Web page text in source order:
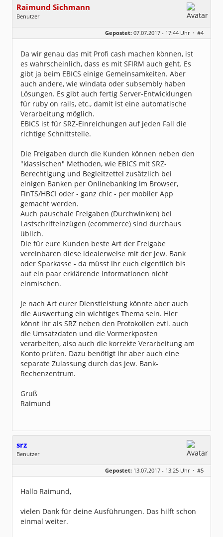
Raimund Sichmann
Benutzer
Dabei seit:
08 / 2002
Gepostet: 07.07.2017 - 17:44 Uhr · #4
Da wir genau das mit Profi cash machen können, ist
es wahrscheinlich, dass es mit SFIRM auch geht. Es
gibt ja beim EBICS einige Gemeinsamkeiten. Aber
auch andere, wie windata oder subsembly haben
Lösungen. Es gibt auch fertig Server-Entwicklungen
für ruby on rails, etc., damit ist eine automatische
Verarbeitung möglich.
EBICS ist für SRZ-Einreichungen auf jeden Fall die
richtige Schnittstelle.
Die Freigaben durch die Kunden können neben den
"klassischen" Methoden, wie EBICS mit SRZ-
Berechtigung und Begleitzettel zusätzlich bei
einigen Banken per Onlinebanking im Browser,
FinTS/HBCI oder - ganz chic - per mobiler App
gemacht werden.
Auch pauschale Freigaben (Durchwinken) bei
Lastschrifteinzügen (ecommerce) sind durchaus
üblich.
Die für eure Kunden beste Art der Freigabe
vereinbaren diese idealerweise mit der jew. Bank
oder Sparkasse - da müsst ihr euch eigentlich bis
auf ein paar erklärende Informationen nicht
einmischen.
Je nach Art eurer Dienstleistung könnte aber auch
die Auswertung ein wichtiges Thema sein. Hier
könnt ihr als SRZ neben den Protokollen evtl. auch
die Umsatzdaten und die Vormerkposten
verarbeiten, also auch die korrekte Verarbeitung am
Konto prüfen. Dazu benötigt ihr aber auch eine
separate Zulassung durch das jew. Bank-
Rechenzentrum.
Gruß
Raimund
srz
Benutzer
Geschlecht:
keine Angabe
Dabei seit:
06 / 2017
Gepostet: 13.07.2017 - 13:25 Uhr · #5
Hallo Raimund,
vielen Dank für deine Ausführungen. Das hilft schon
einmal weiter.